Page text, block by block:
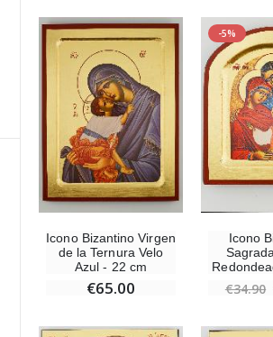
Icono Bizantino Virgen
de la Ternura Velo
Azul - 22 cm
€65.00
-5%
Icono
€34.90
€15.00 €13.50